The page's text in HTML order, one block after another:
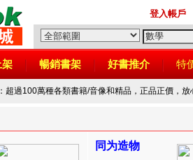
登入帳戶
架 暢銷書架 好書推介 特
：超過100萬種各類書籍/音像和精品，正品正價，
同为造物